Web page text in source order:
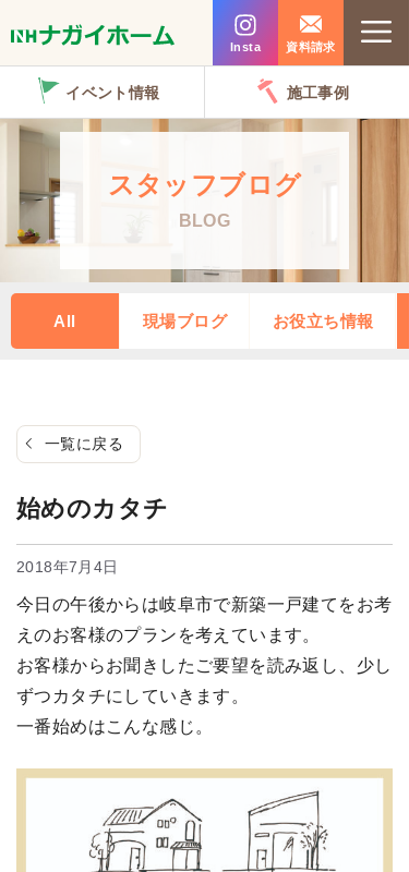
ン
プ
Insta 資料請求
イベント情報 施工事例
スタッフブログ
BLOG
All 現場ブログ お役立ち情報
一覧に戻る
始めのカタチ
2018年7月4日
今日の午後からは岐阜市で新築一戸建てをお考
えのお客様のプランを考えています。
お客様からお聞きしたご要望を読み返し、少し
ずつカタチにしていきます。
一番始めはこんな感じ。